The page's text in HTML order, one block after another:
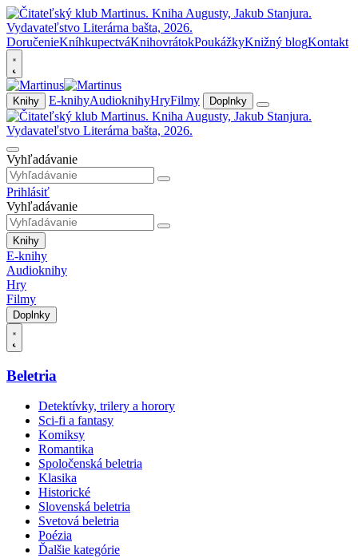
DoručenieKníhkupectváKnihovrátokPoukážkyKnižný blogKontakt
Knihy E-knihyAudioknihyHryFilmy Doplnky
Vyhľadávanie
Prihlásiť
Vyhľadávanie
Knihy
E-knihy
Audioknihy
Hry
Filmy
Doplnky
Beletria
Detektívky, trilery a horory
Sci-fi a fantasy
Komiksy
Romantika
Spoločenská beletria
Klasika
Historické
Slovenská beletria
Svetová beletria
Poézia
Ďalšie kategórie